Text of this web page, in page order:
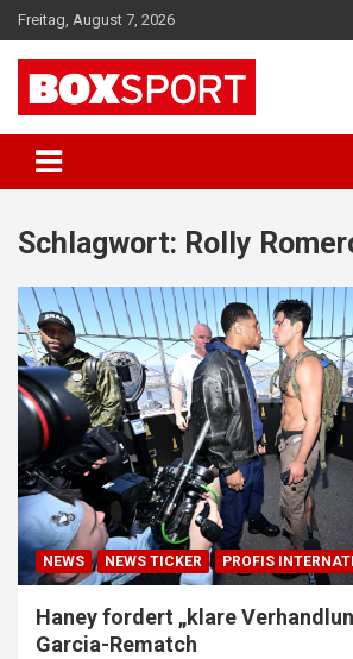
Skip
to
content
Freitag, August 7, 2026
BOXSPORT
Schlagwort: Rolly
NEWS NEWS TICKER PROFIS
Haney fordert „klare
Garcia-Rematch